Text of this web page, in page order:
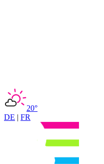
20°
DE | FR